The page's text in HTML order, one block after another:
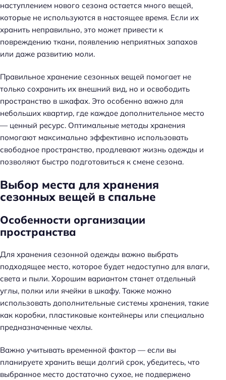
наступлением нового сезона остается много вещей,
которые не используются в настоящее время. Если их
хранить неправильно, это может привести к
повреждению ткани, появлению неприятных запахов
или даже развитию моли.
Правильное хранение сезонных вещей помогает не
только сохранить их внешний вид, но и освободить
пространство в шкафах. Это особенно важно для
небольших квартир, где каждое дополнительное место
— ценный ресурс. Оптимальные методы хранения
помогают максимально эффективно использовать
свободное пространство, продлевают жизнь одежды и
позволяют быстро подготовиться к смене сезона.
Выбор места для хранения
сезонных вещей в спальне
Особенности организации
пространства
Для хранения сезонной одежды важно выбрать
подходящее место, которое будет недоступно для влаги,
света и пыли. Хорошим вариантом станет отдельный
углы, полки или ячейки в шкафу. Также можно
использовать дополнительные системы хранения, такие
как коробки, пластиковые контейнеры или специально
предназначенные чехлы.
Важно учитывать временной фактор — если вы
планируете хранить вещи долгий срок, убедитесь, что
выбранное место достаточно сухое, не подвержено